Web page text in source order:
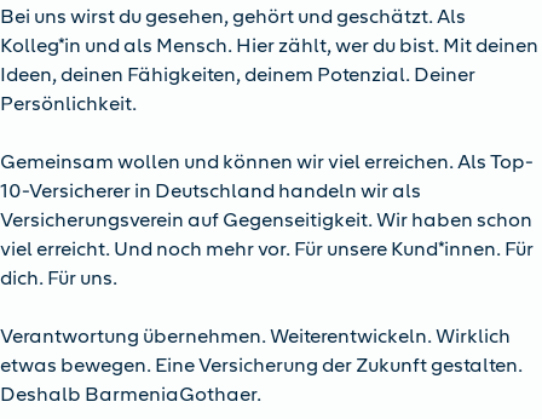
Bei uns wirst du gesehen, gehört und geschätzt. Als
Kolleg*in und als Mensch. Hier zählt, wer du bist. Mit deinen
Ideen, deinen Fähigkeiten, deinem Potenzial. Deiner
Persönlichkeit.
Gemeinsam wollen und können wir viel erreichen. Als Top-
10-Versicherer in Deutschland handeln wir als
Versicherungsverein auf Gegenseitigkeit. Wir haben schon
viel erreicht. Und noch mehr vor. Für unsere Kund*innen. Für
dich. Für uns.
Verantwortung übernehmen. Weiterentwickeln. Wirklich
etwas bewegen. Eine Versicherung der Zukunft gestalten.
Deshalb BarmeniaGothaer.